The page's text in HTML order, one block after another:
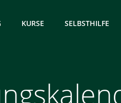
KURSE SELBSTHILFE